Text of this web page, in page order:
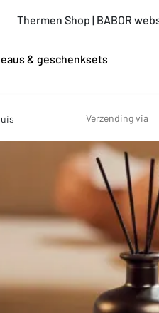
Thermen Shop | BABOR
& geschenksets
Verzending via